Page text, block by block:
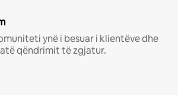
ynë i besuar i klientëve dhe
qëndrimit të zgjatur.